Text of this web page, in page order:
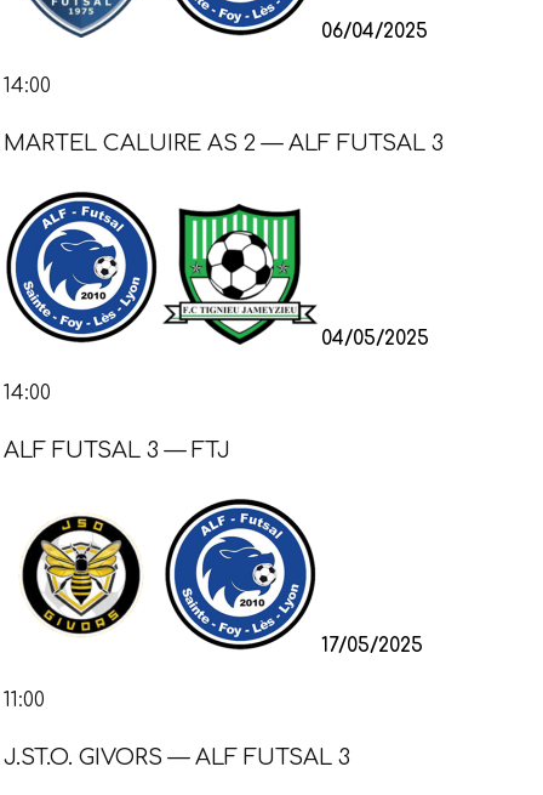
06/04/2025
14:00
MARTEL CALUIRE AS 2 — ALF FUTSAL 3
04/05/2025
14:00
ALF FUTSAL 3 — FTJ
17/05/2025
11:00
J.ST.O. GIVORS — ALF FUTSAL 3